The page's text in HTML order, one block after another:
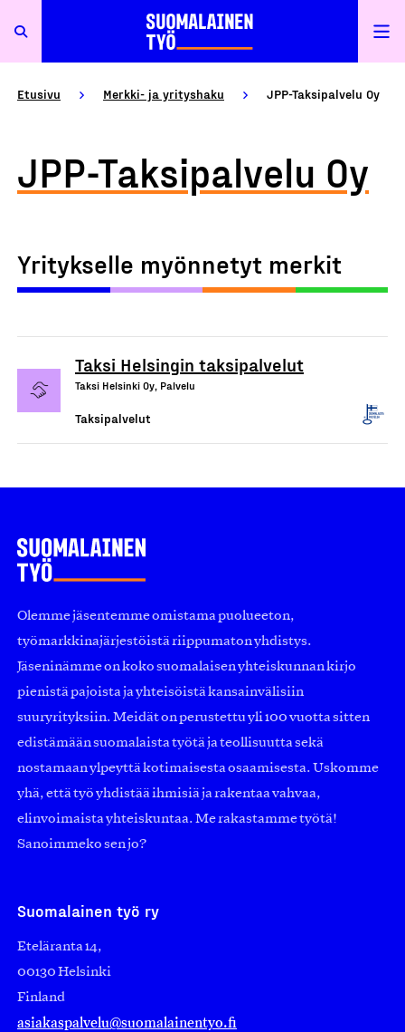
Etusivu Merkki- ja yrityshaku JPP-Taksipalvelu Oy
JPP-Taksipalvelu Oy
Yritykselle myönnetyt merkit
Taksi Helsingin taksipalvelut
Taksi Helsinki Oy, Palvelu
Taksipalvelut
Olemme jäsentemme omistama puolueeton,
työmarkkinajärjestöistä riippumaton yhdistys.
Jäseninämme on koko suomalaisen yhteiskunnan kirjo
pienistä pajoista ja yhteisöistä kansainvälisiin
suuryrityksiin. Meidät on perustettu yli 100 vuotta sitten
edistämään suomalaista työtä ja teollisuutta sekä
nostamaan ylpeyttä kotimaisesta osaamisesta. Uskomme
yhä, että työ yhdistää ihmisiä ja rakentaa vahvaa,
elinvoimaista yhteiskuntaa. Me rakastamme työtä!
Sanoimmeko sen jo?
Suomalainen työ ry
Eteläranta 14,
00130 Helsinki
Finland
asiakaspalvelu@suomalainentyo.fi